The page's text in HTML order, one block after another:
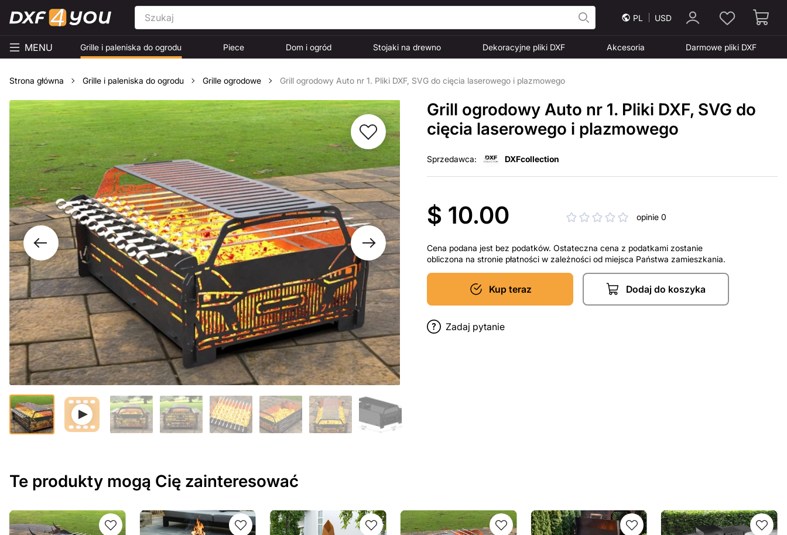
PL USD
MENU Grille i paleniska do ogrodu Piece Dom i ogród Stojaki na drewno Dekoracyjne pliki DXF Akcesoria Darmowe pliki DXF
Strona główna Grille i paleniska do ogrodu Grille ogrodowe Grill ogrodowy Auto nr 1. Pliki DXF, SVG do cięcia laserowego i plazmowego
Grill ogrodowy Auto nr 1. Pliki DXF, SVG do
cięcia laserowego i plazmowego
Sprzedawca: DXFcollection
$ 10.00 opinie 0
Cena podana jest bez podatków. Ostateczna cena z podatkami zostanie
obliczona na stronie płatności w zależności od miejsca Państwa zamieszkania.
Kup teraz Dodaj do koszyka
Zadaj pytanie
Te produkty mogą Cię zainteresować